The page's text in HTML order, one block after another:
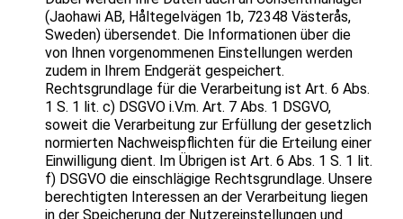
(Jaohawi AB, Håltegelvägen 1b, 72348 Västerås,
Sweden) übersendet. Die Informationen über die
von Ihnen vorgenommenen Einstellungen werden
zudem in Ihrem Endgerät gespeichert.
Rechtsgrundlage für die Verarbeitung ist Art. 6 Abs.
1 S. 1 lit. c) DSGVO i.V.m. Art. 7 Abs. 1 DSGVO,
soweit die Verarbeitung zur Erfüllung der gesetzlich
normierten Nachweispflichten für die Erteilung einer
Einwilligung dient. Im Übrigen ist Art. 6 Abs. 1 S. 1 lit.
f) DSGVO die einschlägige Rechtsgrundlage. Unsere
berechtigten Interessen an der Verarbeitung liegen
in der Speicherung der Nutzereinstellungen und